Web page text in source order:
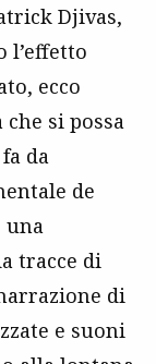
Djivas,
l’effetto
ecco
si possa
da
de
una
tracce di
di
e suoni